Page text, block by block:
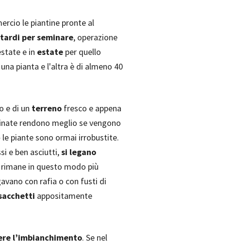
le piantine pronte al
per seminare, operazione
e in estate per quello
pianta e l'altra è di almeno 40
e di un terreno fresco e appena
rendono meglio se vengono
le piante sono ormai irrobustite.
e ben asciutti,si legano
rimane in questo modo più
con rafia o con fusti di
appositamente
l’imbianchimento. Se nel